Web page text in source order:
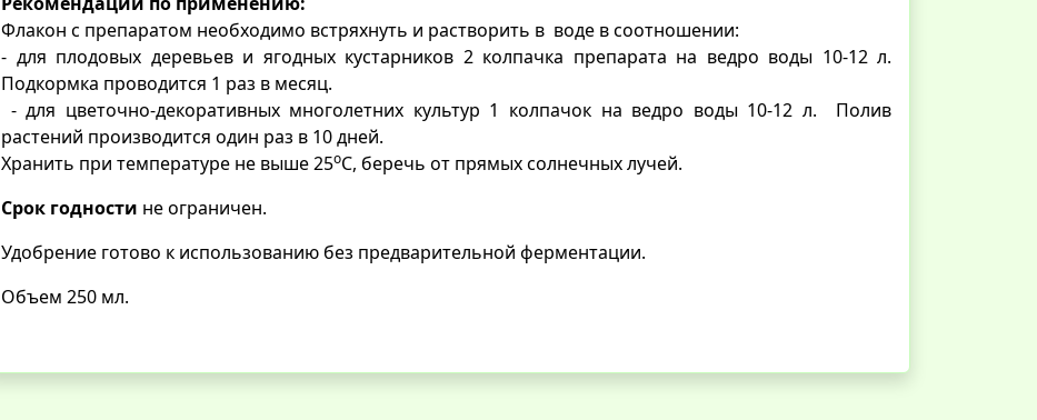
Флакон с препаратом необходимо встряхнуть и растворить в воде в соотношении:
- для плодовых деревьев и ягодных кустарников 2 колпачка препарата на ведро воды 10-12 л.
Подкормка проводится 1 раз в месяц.
- для цветочно-декоративных многолетних культур 1 колпачок на ведро воды 10-12 л. Полив
растений производится один раз в 10 дней.
Хранить при температуре не выше 25оС, беречь от прямых солнечных лучей.
Срок годности не ограничен.
Удобрение готово к использованию без предварительной ферментации.
Объем 250 мл.